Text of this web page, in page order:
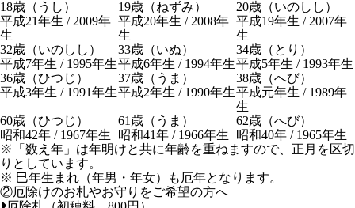
18歳（うし）
平成21年生 / 2009年
生
19歳（ねずみ）
平成20年生 / 2008年
生
20歳（いのしし）
平成19年生 / 2007年
生
32歳（いのしし）
平成7年生 / 1995年生
33歳（いぬ）
平成6年生 / 1994年生
34歳（とり）
平成5年生 / 1993年生
36歳（ひつじ）
平成3年生 / 1991年生
37歳（うま）
平成2年生 / 1990年生
38歳（へび）
平成元年生 / 1989年
生
60歳（ひつじ）
昭和42年 / 1967年生
61 歳（うま）
昭和41年 / 1966年生
62歳（へび）
昭和40年 / 1965年生
※「数え年」は年明けと共に年齢を重ねますので、正月を区切
りとしています。
※ 巳年生まれ（年男・年女）も厄年となります。
②厄除けのお札やお守りをご希望の方へ